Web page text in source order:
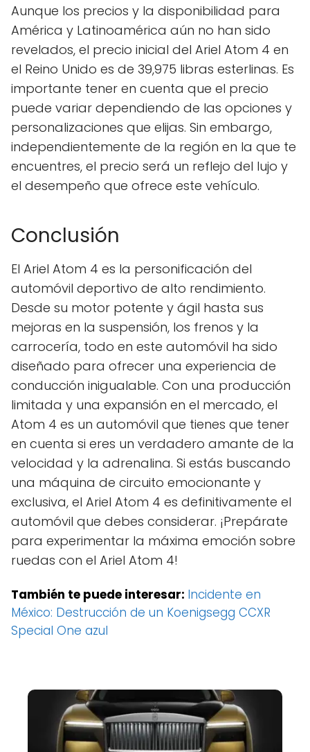
Aunque los precios y la disponibilidad para
América y Latinoamérica aún no han sido
revelados, el precio inicial del Ariel Atom 4 en
el Reino Unido es de 39,975 libras esterlinas. Es
importante tener en cuenta que el precio
puede variar dependiendo de las opciones y
personalizaciones que elijas. Sin embargo,
independientemente de la región en la que te
encuentres, el precio será un reflejo del lujo y
el desempeño que ofrece este vehículo.
Conclusión
El Ariel Atom 4 es la personificación del
automóvil deportivo de alto rendimiento.
Desde su motor potente y ágil hasta sus
mejoras en la suspensión, los frenos y la
carrocería, todo en este automóvil ha sido
diseñado para ofrecer una experiencia de
conducción inigualable. Con una producción
limitada y una expansión en el mercado, el
Atom 4 es un automóvil que tienes que tener
en cuenta si eres un verdadero amante de la
velocidad y la adrenalina. Si estás buscando
una máquina de circuito emocionante y
exclusiva, el Ariel Atom 4 es definitivamente el
automóvil que debes considerar. ¡Prepárate
para experimentar la máxima emoción sobre
ruedas con el Ariel Atom 4!
También te puede interesar: Incidente en
México: Destrucción de un Koenigsegg CCXR
Special One azul